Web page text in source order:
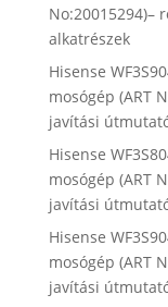
No:20015294)–
alkatrészek
Hisense
mosógép (ART
javítási
Hisense
mosógép (ART
javítási
Hisense
mosógép (ART
javítási